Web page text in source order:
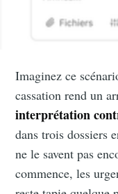
Imaginez ce
cassation rend un
interprétation
dans trois dossiers
ne le savent pas
commence, les